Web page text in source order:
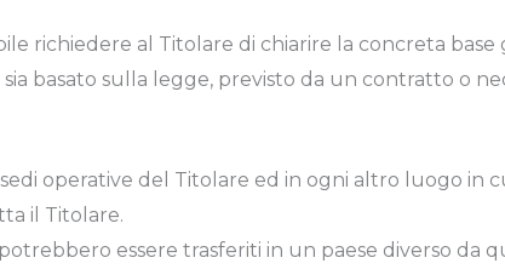
richiedere al Titolare di chiarire la concreta
basato sulla legge, previsto da un contratto o
sedi operative del Titolare ed in ogni altro luogo
il Titolare.
potrebbero essere trasferiti in un paese diverso